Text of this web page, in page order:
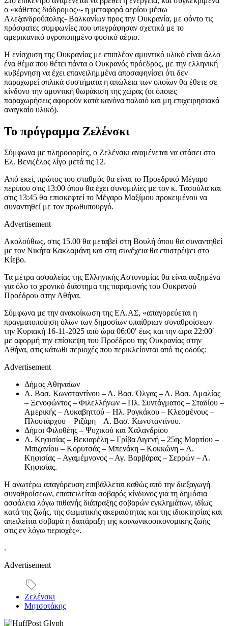
ο «κάθετος διάδρομος»- η μεταφορά αερίου μέσω
Αλεξανδρούπολης- Βαλκανίων προς την Ουκρανία, με φόντο τις
πρόσφατες συμφωνίες που υπεγράφησαν σχετικά με το
αμερικανικό υγροποιημένο φυσικό αέριο.
Η ενίσχυση της Ουκρανίας με επιπλέον αμυντικό υλικό είναι άλλο
ένα θέμα που θέτει πάντα ο Ουκρανός πρόεδρος, με την ελληνική
κυβέρνηση να έχει επανειλημμένα αποσαφηνίσει ότι δεν
παραχωρεί οπλικά συστήματα η απώλεια των οποίων θα έθετε σε
κίνδυνο την αμυντική θωράκιση της χώρας (οι όποιες
παραχωρήσεις αφορούν κατά κανόνα παλαιό και μη επιχειρησιακά
αναγκαίο υλικό).
Το πρόγραμμα Ζελένσκι
Σύμφωνα με πληροφορίες, ο Ζελένσκι αναμένεται να φτάσει στο
Ελ. Βενιζέλος λίγο μετά τις 12.
Από εκεί, πρώτος του σταθμός θα είναι το Προεδρικό Μέγαρο
περίπου στις 13:00 όπου θα έχει συνομιλίες με τον κ. Τασούλα και
στις 13:45 θα επισκεφτεί το Μέγαρο Μαξίμου προκειμένου να
συναντηθεί με τον πρωθυπουργό.
Advertisement
Ακολούθως, στις 15.00 θα μεταβεί στη Βουλή όπου θα συναντηθεί
με τον Νικήτα Κακλαμάνη και στη συνέχεια θα επιστρέψει στο
Κίεβο.
Τα μέτρα ασφαλείας της Ελληνικής Αστυνομίας θα είναι αυξημένα
για όλο το χρονικό διάστημα της παραμονής του Ουκρανού
Προέδρου στην Αθήνα.
Σύμφωνα με την ανακοίκωση της ΕΛ.ΑΣ, «απαγορεύεται η
πραγματοποίηση όλων των δημοσίων υπαίθριων συναθροίσεων
την Κυριακή 16-11-2025 από ώρα 06:00′ έως και την ώρα 22:00′
με αφορμή την επίσκεψη του Προέδρου της Ουκρανίας στην
Αθήνα, στις κάτωθι περιοχές που περικλείονται από τις οδούς:
Advertisement
Δήμος Αθηναίων
Λ. Βασ. Κωνσταντίνου – Λ. Βασ. Όλγας – Λ. Βασ. Αμαλίας
– Ξενοφώντος – Φιλελλήνων – Πλ. Συντάγματος – Σταδίου –
Αμερικής – Λυκαβηττού – Ηλ. Ρογκάκου – Κλεομένους –
Πλουτάρχου – Ριζάρη – Λ. Βασ. Κωνσταντίνου.
Δήμοι Φιλοθέης – Ψυχικού και Χαλανδρίου
Λ. Κηφισίας – Βεκιαρέλη – Γρίβα Διγενή – 25ης Μαρτίου –
Μπιζανίου – Κορυτσάς – Μπενάκη – Κοκκώνη – Λ.
Κηφισίας – Αγαμέμνονος – Αγ. Βαρβάρας – Σερρών – Λ.
Κηφισίας.
Η ανωτέρω απαγόρευση επιβάλλεται καθώς από την διεξαγωγή
συναθροίσεων, επαπειλείται σοβαρός κίνδυνος για τη δημόσια
ασφάλεια λόγω πιθανής διάπραξης σοβαρών εγκλημάτων, ιδίως
κατά της ζωής, της σωματικής ακεραιότητας και της ιδιοκτησίας και
απειλείται σοβαρά η διατάραξη της κοινωνικοοικονομικής ζωής
στις εν λόγω περιοχές».
.
Advertisement
Ζελένσκι
Μητσοτάκης